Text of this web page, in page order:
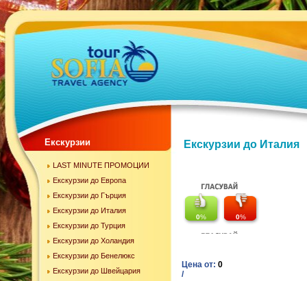
Екскурзии
LAST MINUTE ПРОМОЦИИ
Екскурзии до Европа
Екскурзии до Гърция
Екскурзии до Италия
Екскурзии до Турция
Екскурзии до Холандия
Екскурзии до Бенелюкс
Екскурзии до Швейцария
Екскурзии до Италия
0% 0%
Цена от: 0
/